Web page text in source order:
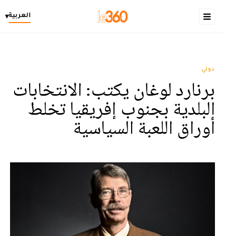
العربية▾
دولي
برنارد لوغان يكتب: الانتخابات
البلدية بجنوب إفريقيا تخلط
أوراق اللعبة السياسية